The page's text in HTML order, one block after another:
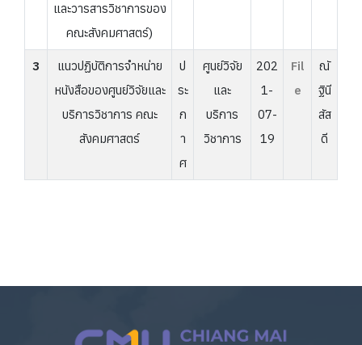
และวารสารวิชาการของ
คณะสังคมศาสตร์)
3
แนวปฏิบัติการจำหน่าย
หนังสือของศูนย์วิจัยและ
บริการวิชาการ คณะ
สังคมศาสตร์
ป
ระ
ก
า
ศ
ศูนย์วิจัย
และ
บริการ
วิชาการ
202
1-
07-
19
Fil
e
ณั
ฐินี
สัส
ดี